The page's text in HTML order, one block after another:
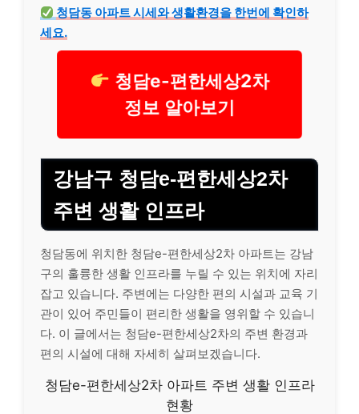
청담동 아파트 시세와 생활환경을 한번에 확인하
세요.
청담e-편한세상2차
정보 알아보기
강남구 청담e-편한세상2차
주변 생활 인프라
청담동에 위치한 청담e-편한세상2차 아파트는 강남
구의 훌륭한 생활 인프라를 누릴 수 있는 위치에 자리
잡고 있습니다. 주변에는 다양한 편의 시설과 교육 기
관이 있어 주민들이 편리한 생활을 영위할 수 있습니
다. 이 글에서는 청담e-편한세상2차의 주변 환경과
편의 시설에 대해 자세히 살펴보겠습니다.
청담e-편한세상2차 아파트 주변 생활 인프라
현황